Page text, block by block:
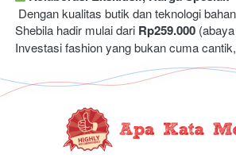
Shebila hadir mulai dari Rp259.000